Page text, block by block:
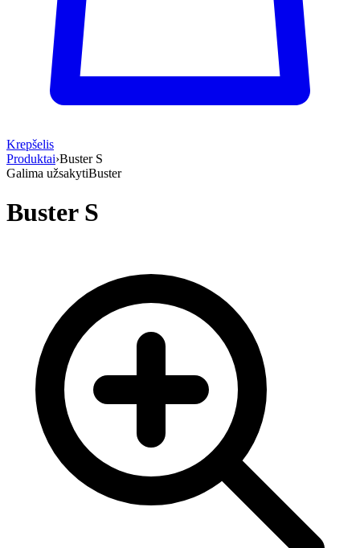
Krepšelis
Produktai›Buster S
Galima užsakytiBuster
Buster S